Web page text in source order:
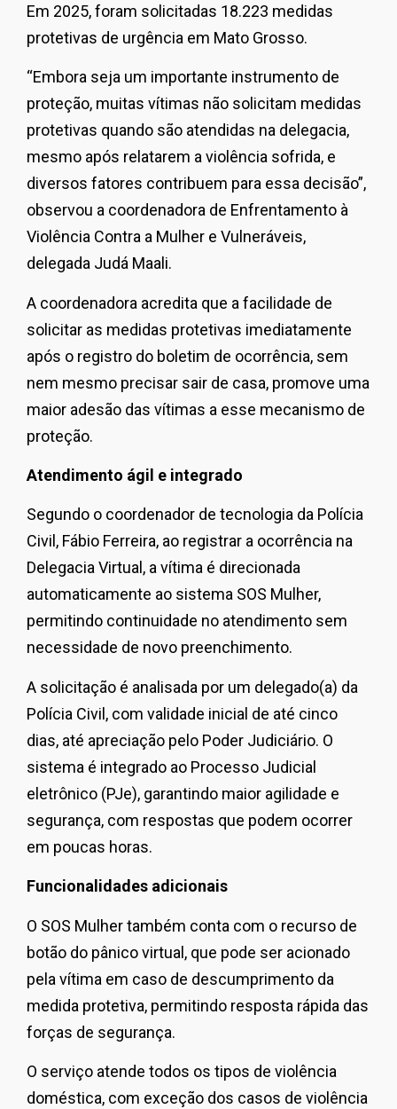
Em 2025, foram solicitadas 18.223 medidas
protetivas de urgência em Mato Grosso.
“Embora seja um importante instrumento de
proteção, muitas vítimas não solicitam medidas
protetivas quando são atendidas na delegacia,
mesmo após relatarem a violência sofrida, e
diversos fatores contribuem para essa decisão”,
observou a coordenadora de Enfrentamento à
Violência Contra a Mulher e Vulneráveis,
delegada Judá Maali.
A coordenadora acredita que a facilidade de
solicitar as medidas protetivas imediatamente
após o registro do boletim de ocorrência, sem
nem mesmo precisar sair de casa, promove uma
maior adesão das vítimas a esse mecanismo de
proteção.
Atendimento ágil e integrado
Segundo o coordenador de tecnologia da Polícia
Civil, Fábio Ferreira, ao registrar a ocorrência na
Delegacia Virtual, a vítima é direcionada
automaticamente ao sistema SOS Mulher,
permitindo continuidade no atendimento sem
necessidade de novo preenchimento.
A solicitação é analisada por um delegado(a) da
Polícia Civil, com validade inicial de até cinco
dias, até apreciação pelo Poder Judiciário. O
sistema é integrado ao Processo Judicial
eletrônico (PJe), garantindo maior agilidade e
segurança, com respostas que podem ocorrer
em poucas horas.
Funcionalidades adicionais
O SOS Mulher também conta com o recurso de
botão do pânico virtual, que pode ser acionado
pela vítima em caso de descumprimento da
medida protetiva, permitindo resposta rápida das
forças de segurança.
O serviço atende todos os tipos de violência
doméstica, com exceção dos casos de violência